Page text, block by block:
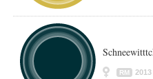
RM 2013